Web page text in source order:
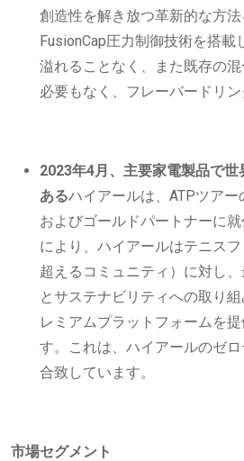
創造性を解き放つ革新的な方法
FusionCap圧力制御技術を搭載
溢れることなく、また既存の
必要もなく、フレーバードリン
2023年4月、主要家電製品で
あるハイアールは、ATPツア
およびゴールドパートナーに
により、ハイアールはテニス
超えるコミュニティ）に対し
とサステナビリティへの取り
レミアムプラットフォームを
す。これは、ハイアールのゼ
合致しています。
市場セグメント